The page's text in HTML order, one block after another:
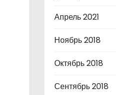
Апрель 2021
Ноябрь 2018
Октябрь 2018
Сентябрь 2018